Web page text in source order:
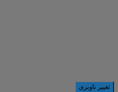
تغییر ناوبری